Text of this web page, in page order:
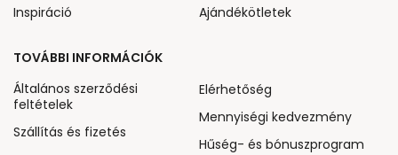
Inspiráció
Ajándékötletek
TOVÁBBI INFORMÁCIÓK
Általános szerződési
feltételek
Szállítás és fizetés
Elérhetőség
Mennyiségi kedvezmény
Hűség- és bónuszprogram